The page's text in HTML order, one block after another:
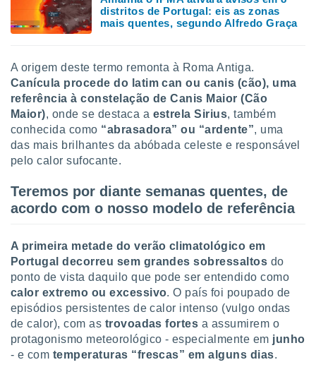
de
nós e
e
como a
sitio
IP e
de
possam
seus
com
distritos de Portugal: eis as zonas
mais quentes, segundo Alfredo Graça
A origem deste termo remonta à Roma Antiga.
Canícula procede do latim can ou canis (cão), uma
referência à constelação de Canis Maior (Cão
Maior), onde se destaca a estrela Sirius, também
conhecida como “abrasadora” ou “ardente”, uma
das mais brilhantes da abóbada celeste e responsável
pelo calor sufocante.
Teremos por diante semanas quentes, de
acordo com o nosso modelo de referência
A primeira metade do verão climatológico em
Portugal decorreu sem grandes sobressaltos do
ponto de vista daquilo que pode ser entendido como
calor extremo ou excessivo. O país foi poupado de
episódios persistentes de calor intenso (vulgo ondas
de calor), com as trovoadas fortes a assumirem o
protagonismo meteorológico - especialmente em junho
- e com temperaturas “frescas” em alguns dias.